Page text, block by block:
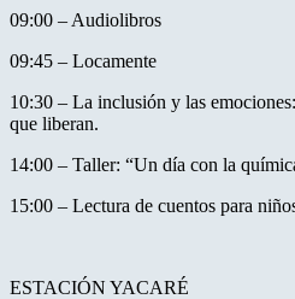
09:00 – Audiolibros
09:45 – Locamente
10:30 – La inclusión y las
que liberan.
14:00 – Taller: “Un día con la
15:00 – Lectura de cuentos para
ESTACIÓN YACARÉ